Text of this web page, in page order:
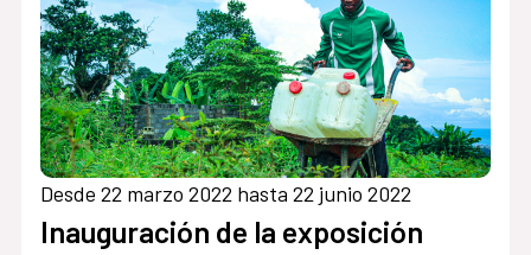
Desde 22 marzo 2022 hasta 22 junio 2022
Inauguración de la exposición